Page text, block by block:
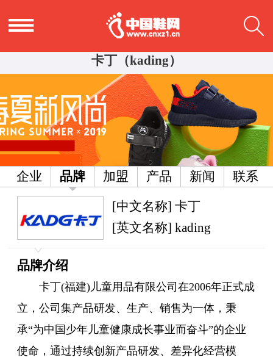
卡丁（kading）
企业 品牌 加盟 产品 新闻 联系
[中文名称] 卡丁
[英文名称] kading
品牌介绍
卡丁(福建)儿童用品有限公司在2006年正式成
立，公司集产品研发、生产、销售为一体，秉
承“为中国少年儿童健康成长事业而奋斗”的企业
使命，通过持续创新产品研发、差异化经营模